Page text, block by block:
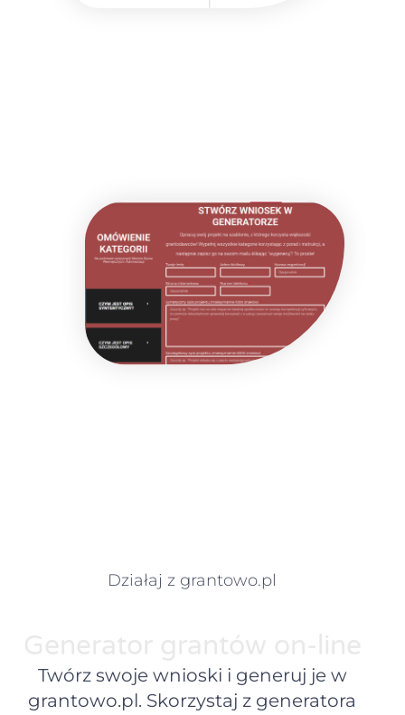
Działaj z grantowo.pl
Twórz swoje wnioski i generuj je w
grantowo.pl. Skorzystaj z generatora